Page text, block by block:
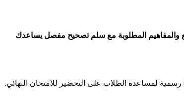
شاملة تغطي جميع المواضيع والمفاهيم المطلوبة مع سلم تصحيح مفصل يساعدك